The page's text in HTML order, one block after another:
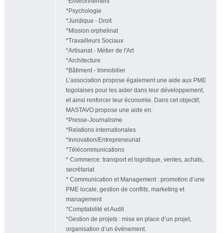
*Psychologie
*Juridique - Droit
*Mission orphelinat
*Travailleurs Sociaux
*Artisanat - Métier de l'Art
*Architecture
*Bâtiment - Immobilier
L’association propose également une aide aux PME
togolaises pour les aider dans leur développement,
et ainsi renforcer leur économie. Dans cet objectif,
MASTAVO propose une aide en:
*Presse-Journalisme
*Relations internationales
*Innovation/Entrepreneuriat
*Télécommunications
* Commerce: transport et logistique, ventes, achats,
secrétariat
* Communication et Management : promotion d’une
PME locale, gestion de conflits, marketing et
management
*Comptabilité et Audit
*Gestion de projets : mise en place d’un projet,
organisation d’un événement.